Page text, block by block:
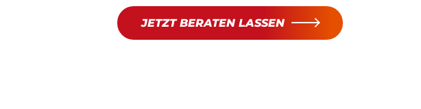
JETZT BERATEN LASSEN